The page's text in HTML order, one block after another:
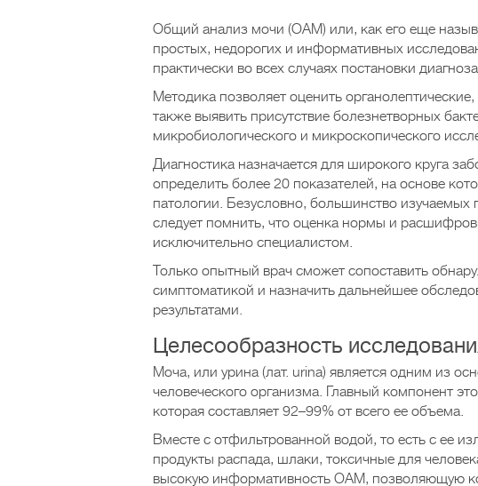
Общий анализ мочи (ОАМ) или, как его еще
простых, недорогих и информативных
практически во всех случаях постановки
Методика позволяет оценить
также выявить присутствие болезнетворных
микробиологического и микроскопического
Диагностика назначается для широкого круга
определить более 20 показателей, на основе
патологии. Безусловно, большинство
следует помнить, что оценка нормы и
исключительно специалистом.
Только опытный врач сможет сопоставить
симптоматикой и назначить дальнейшее
результатами.
Целесообразность
Моча, или урина (лат. urina) является одним из
человеческого организма. Главный компонент
которая составляет 92–99% от всего ее объема.
Вместе с отфильтрованной водой, то есть с ее
продукты распада, шлаки, токсичные для
высокую информативность ОАМ, позволяющую